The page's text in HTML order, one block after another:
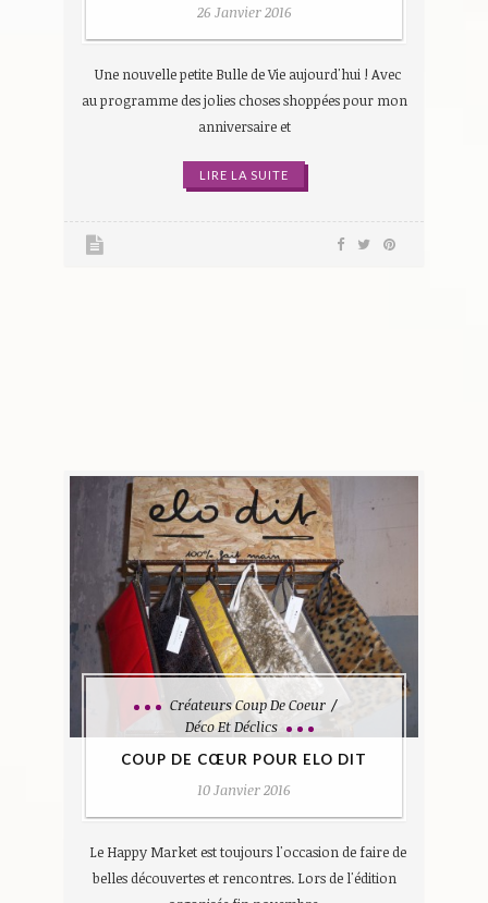
26 Janvier 2016
Une nouvelle petite Bulle de Vie aujourd'hui ! Avec
au programme des jolies choses shoppées pour mon
anniversaire et
LIRE LA SUITE
Créateurs Coup De Coeur
Déco Et Déclics
COUP DE CŒUR POUR ELO DIT
10 Janvier 2016
Le Happy Market est toujours l'occasion de faire de
belles découvertes et rencontres. Lors de l'édition